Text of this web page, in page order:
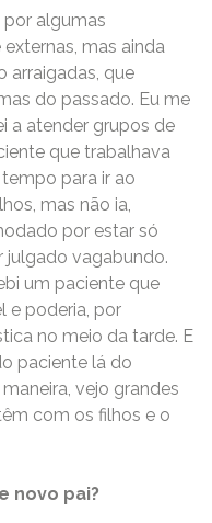
algumas
mas ainda
arraigadas, que
do passado. Eu me
a atender grupos de
que trabalhava
para ir ao
mas não ia,
por estar só
julgado vagabundo.
um paciente que
e poderia, por
no meio da tarde. E
paciente lá do
vejo grandes
com os filhos e o
novo pai?